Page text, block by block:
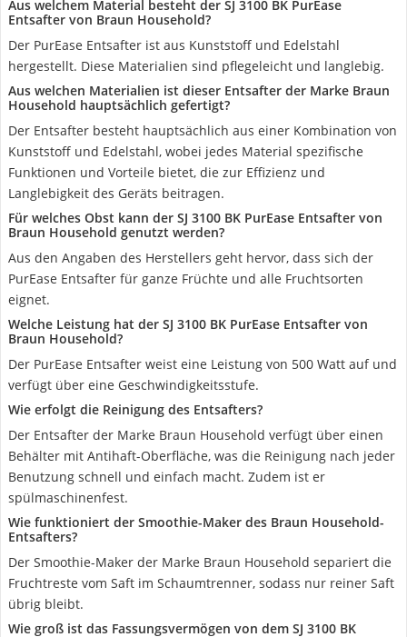
Aus welchem Material besteht der SJ 3100 BK PurEase
Entsafter von Braun Household?
Der PurEase Entsafter ist aus Kunststoff und Edelstahl
hergestellt. Diese Materialien sind pflegeleicht und langlebig.
Aus welchen Materialien ist dieser Entsafter der Marke Braun
Household hauptsächlich gefertigt?
Der Entsafter besteht hauptsächlich aus einer Kombination von
Kunststoff und Edelstahl, wobei jedes Material spezifische
Funktionen und Vorteile bietet, die zur Effizienz und
Langlebigkeit des Geräts beitragen.
Für welches Obst kann der SJ 3100 BK PurEase Entsafter von
Braun Household genutzt werden?
Aus den Angaben des Herstellers geht hervor, dass sich der
PurEase Entsafter für ganze Früchte und alle Fruchtsorten
eignet.
Welche Leistung hat der SJ 3100 BK PurEase Entsafter von
Braun Household?
Der PurEase Entsafter weist eine Leistung von 500 Watt auf und
verfügt über eine Geschwindigkeitsstufe.
Wie erfolgt die Reinigung des Entsafters?
Der Entsafter der Marke Braun Household verfügt über einen
Behälter mit Antihaft-Oberfläche, was die Reinigung nach jeder
Benutzung schnell und einfach macht. Zudem ist er
spülmaschinenfest.
Wie funktioniert der Smoothie-Maker des Braun Household-
Entsafters?
Der Smoothie-Maker der Marke Braun Household separiert die
Fruchtreste vom Saft im Schaumtrenner, sodass nur reiner Saft
übrig bleibt.
Wie groß ist das Fassungsvermögen von dem SJ 3100 BK